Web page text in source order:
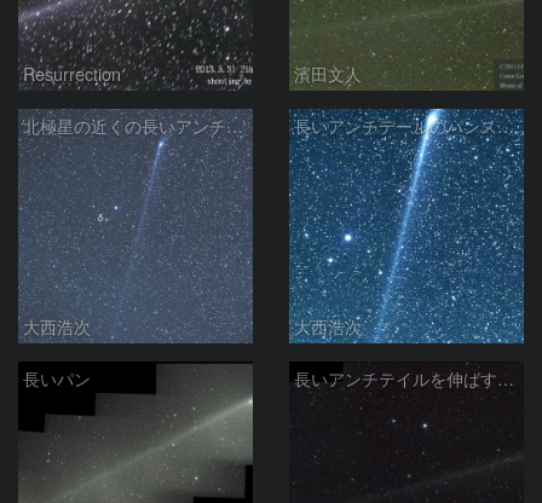
Resurrection 濱田文人
北極星の近くの長いアンチテールのパンスターズ彗星
大西浩次
長いアンチテールのパンスターズ彗星
大西浩次
長いパン 長いアンチテイルを伸ばすパンスターズ彗星